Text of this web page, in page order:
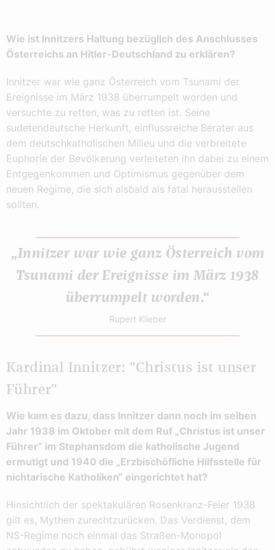
Wie ist Innitzers Haltung bezüglich des Anschlusses
Österreichs an Hitler-Deutschland zu erklären?
Innitzer war wie ganz Österreich vom Tsunami der
Ereignisse im März 1938 überrumpelt worden und
versuchte zu retten, was zu retten ist. Seine
sudetendeutsche Herkunft, einflussreiche Berater aus
dem deutschkatholischen Milieu und die verbreitete
Euphorie der Bevölkerung verleiteten ihn dabei zu einem
Entgegenkommen und Optimismus gegenüber dem
neuen Regime, die sich alsbald als fatal herausstellen
sollten.
„Innitzer war wie ganz Österreich vom
Tsunami der Ereignisse im März 1938
überrumpelt worden.“
Rupert Klieber
Kardinal Innitzer: "Christus ist unser
Führer"
Wie kam es dazu, dass Innitzer dann noch im selben
Jahr 1938 im Oktober mit dem Ruf „Christus ist unser
Führer“ im Stephansdom die katholische Jugend
ermutigt und 1940 die „Erzbischöfliche Hilfsstelle für
nichtarische Katholiken“ eingerichtet hat?
Hinsichtlich der spektakulären Rosenkranz-Feier 1938
gilt es, Mythen zurechtzurücken. Das Verdienst, dem
NS-Regime noch einmal das Straßen-Monopol